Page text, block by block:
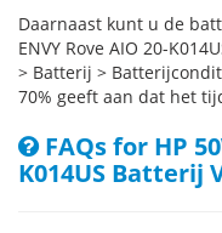
Daarnaast kunt u de
ENVY Rove AIO 20-
> Batterij >
70% geeft aan dat het
FAQs for HP
K014US Batterij